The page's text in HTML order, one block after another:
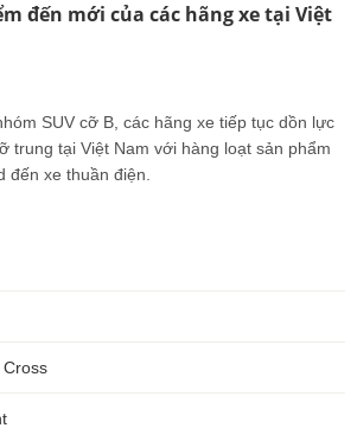
đến mới của các hãng xe tại Việt
SUV cỡ B, các hãng xe tiếp tục dồn lực
trung tại Việt Nam với hàng loạt sản phẩm
đến xe thuần điện.
Cross